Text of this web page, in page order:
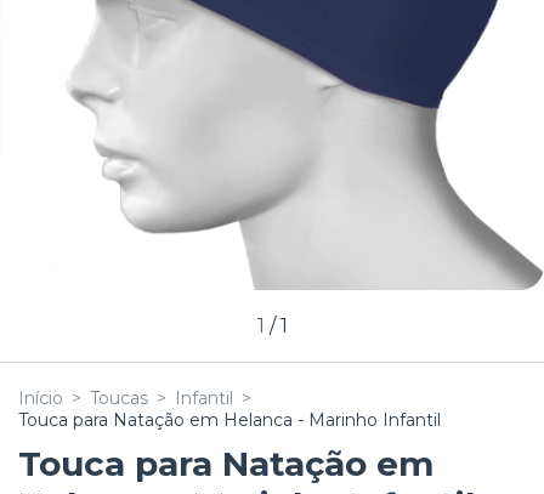
1 /1
Início > Toucas > Infantil >
Touca para Natação em Helanca - Marinho Infantil
Touca para Natação em